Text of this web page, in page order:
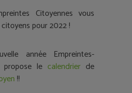
Citoyennes vous
pour 2022 !
année Empreintes-
propose le calendrier de
!!